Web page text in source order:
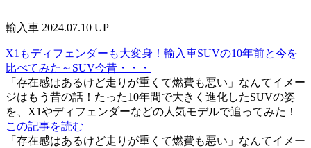
輸入車 2024.07.10 UP
X1もディフェンダーも大変身！輸入車SUVの10年前と今を
比べてみた～SUV今昔・・・
「存在感はあるけど走りが重くて燃費も悪い」なんてイメー
ジはもう昔の話！たった10年間で大きく進化したSUVの姿
を、X1やディフェンダーなどの人気モデルで追ってみた！
この記事を読む
「存在感はあるけど走りが重くて燃費も悪い」なんてイメー